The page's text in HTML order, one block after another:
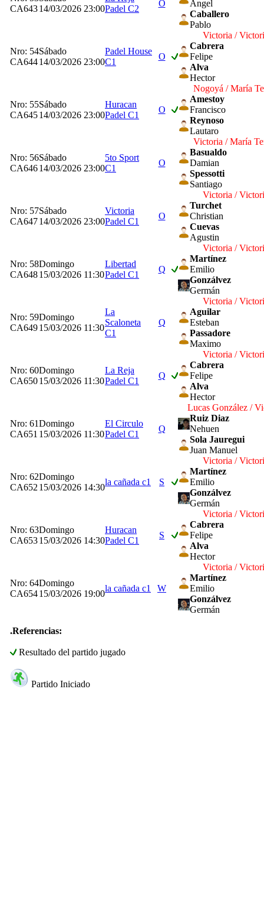
CA64314/03/2026 23:00Padel C2
O
Angel
Caballero
Pablo
Nro: 54
CA644
Sábado
14/03/2026 23:00
Padel House
C1
O
Victoria /
Cabrera
Felipe
Alva
Hector
Nro: 55
CA645
Sábado
14/03/2026 23:00
Huracan
Padel C1
O
Nogoyá / María
Amestoy
Francisco
Reynoso
Lautaro
Nro: 56
CA646
Sábado
14/03/2026 23:00
5to Sport
C1
O
Victoria / María
Basualdo
Damian
Spessotti
Santiago
Nro: 57
CA647
Sábado
14/03/2026 23:00
Victoria
Padel C1
O
Victoria /
Turchet
Christian
Cuevas
Agustin
Nro: 58
CA648
Domingo
15/03/2026 11:30
Libertad
Padel C1
Q
Victoria /
Martínez
Emilio
Gonzálvez
Germán
Nro: 59
CA649
Domingo
15/03/2026 11:30
La
Scaloneta
C1
Q
Victoria /
Aguilar
Esteban
Passadore
Maximo
Nro: 60
CA650
Domingo
15/03/2026 11:30
La Reja
Padel C1
Q
Victoria /
Cabrera
Felipe
Alva
Hector
Nro: 61
CA651
Domingo
15/03/2026 11:30
El Circulo
Padel C1
Q
Lucas González /
Ruiz Diaz
Nehuen
Sola Jauregui
Juan Manuel
Nro: 62
CA652
Domingo
15/03/2026 14:30
la cañada c1 S
Victoria /
Martínez
Emilio
Gonzálvez
Germán
Nro: 63
CA653
Domingo
15/03/2026 14:30
Huracan
Padel C1
S
Victoria /
Cabrera
Felipe
Alva
Hector
Nro: 64
CA654
Domingo
15/03/2026 19:00
la cañada c1 W
Victoria /
Martínez
Emilio
Gonzálvez
Germán
.Referencias:
Resultado del partido jugado
Partido Iniciado